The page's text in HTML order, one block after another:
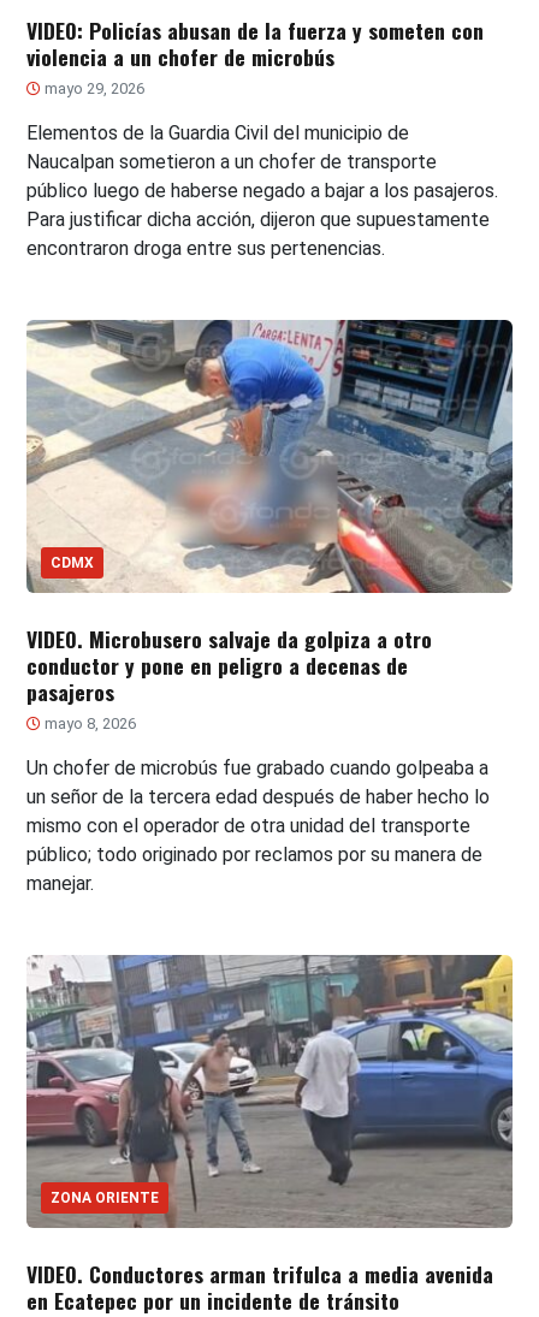
VIDEO: Policías abusan de la fuerza y someten con
violencia a un chofer de microbús
mayo 29, 2026
Elementos de la Guardia Civil del municipio de
Naucalpan sometieron a un chofer de transporte
público luego de haberse negado a bajar a los pasajeros.
Para justificar dicha acción, dijeron que supuestamente
encontraron droga entre sus pertenencias.
CDMX
VIDEO. Microbusero salvaje da golpiza a otro
conductor y pone en peligro a decenas de
pasajeros
mayo 8, 2026
Un chofer de microbús fue grabado cuando golpeaba a
un señor de la tercera edad después de haber hecho lo
mismo con el operador de otra unidad del transporte
público; todo originado por reclamos por su manera de
manejar.
ZONA ORIENTE
VIDEO. Conductores arman trifulca a media avenida
en Ecatepec por un incidente de tránsito